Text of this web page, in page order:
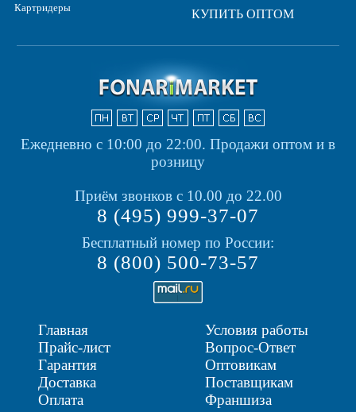
Картридеры
КУПИТЬ ОПТОМ
Ежедневно с 10:00 до 22:00. Продажи оптом и в
розницу
Приём звонков с 10.00 до 22.00
8 (495) 999-37-07
Бесплатный номер по России:
8 (800) 500-73-57
Главная
Прайс-лист
Гарантия
Доставка
Оплата
Условия работы
Вопрос-Ответ
Оптовикам
Поставщикам
Франшиза